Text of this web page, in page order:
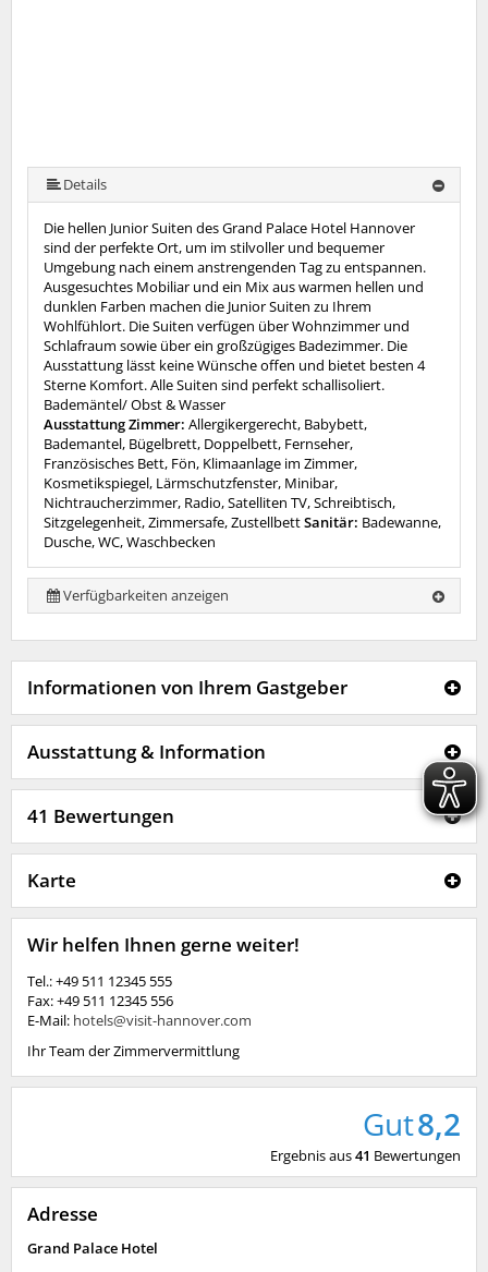
Details
Die hellen Junior Suiten des Grand Palace Hotel Hannover
sind der perfekte Ort, um im stilvoller und bequemer
Umgebung nach einem anstrengenden Tag zu entspannen.
Ausgesuchtes Mobiliar und ein Mix aus warmen hellen und
dunklen Farben machen die Junior Suiten zu Ihrem
Wohlfühlort. Die Suiten verfügen über Wohnzimmer und
Schlafraum sowie über ein großzügiges Badezimmer. Die
Ausstattung lässt keine Wünsche offen und bietet besten 4
Sterne Komfort. Alle Suiten sind perfekt schallisoliert.
Bademäntel/ Obst & Wasser
Ausstattung Zimmer: Allergikergerecht, Babybett,
Bademantel, Bügelbrett, Doppelbett, Fernseher,
Französisches Bett, Fön, Klimaanlage im Zimmer,
Kosmetikspiegel, Lärmschutzfenster, Minibar,
Nichtraucherzimmer, Radio, Satelliten TV, Schreibtisch,
Sitzgelegenheit, Zimmersafe, ZustellbettSanitär: Badewanne,
Dusche, WC, Waschbecken
Verfügbarkeiten anzeigen
Informationen von Ihrem Gastgeber
Ausstattung & Information
41 Bewertungen
Karte
Wir helfen Ihnen gerne weiter!
Tel.: +49 511 12345 555
Fax: +49 511 12345 556
E-Mail: hotels@visit-hannover.com
Ihr Team der Zimmervermittlung
Gut8,2
Ergebnis aus41 Bewertungen
Adresse
Grand Palace Hotel